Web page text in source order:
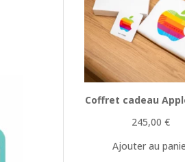
Coffret cadeau
245,00€
Ajouter au